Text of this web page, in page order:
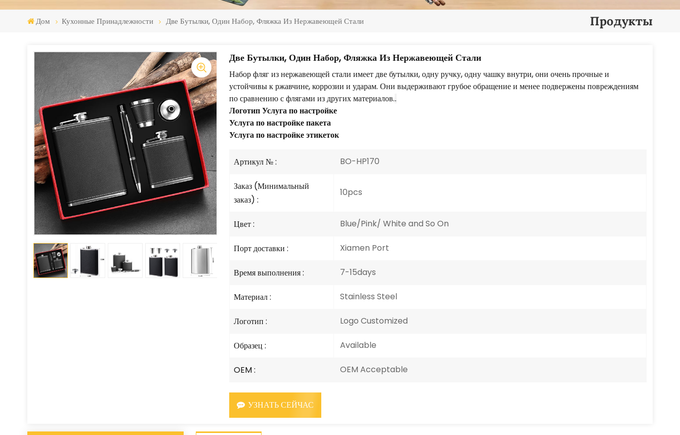
Español
Türkçe
Дом Кухонные Принадлежности Две Бутылки, Один Набор, Фляжка Из Нержавеющей Стали Продукты
Две Бутылки, Один Набор, Фляжка Из Нержавеющей Стали
Набор фляг из нержавеющей стали имеет две бутылки, одну ручку, одну чашку внутри, они очень прочные и
устойчивы к ржавчине, коррозии и ударам. Они выдерживают грубое обращение и менее подвержены повреждениям
по сравнению с флягами из других материалов..
ЛоготипУслуга по настройке
Услуга по настройке пакета
Услуга по настройке этикеток
Артикул № : BO-HP170
Заказ (Минимальный
заказ) :
10pcs
Цвет : Blue/Pink/ White and So On
Порт доставки : Xiamen Port
Время выполнения : 7-15days
Материал : Stainless Steel
Логотип : Logo Customized
Образец : Available
OEM : OEM Acceptable
УЗНАТЬ СЕЙЧАС